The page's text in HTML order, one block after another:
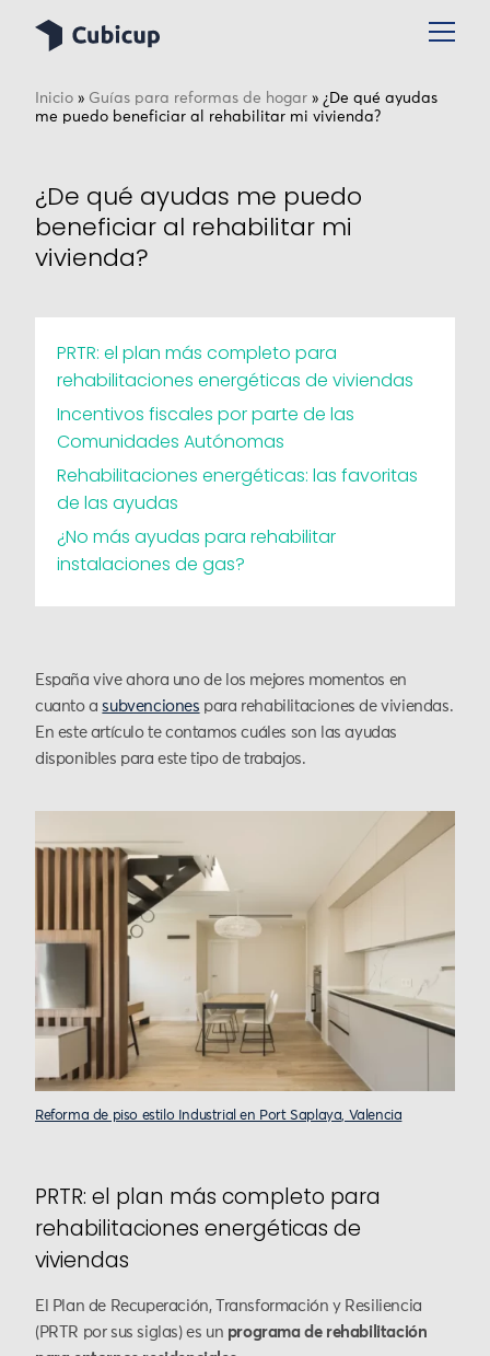
Inicio » Guías para reformas de hogar » ¿De qué ayudas
me puedo beneficiar al rehabilitar mi vivienda?
¿De qué ayudas me puedo
beneficiar al rehabilitar mi
vivienda?
PRTR: el plan más completo para
rehabilitaciones energéticas de viviendas
Incentivos fiscales por parte de las
Comunidades Autónomas
Rehabilitaciones energéticas: las favoritas
de las ayudas
¿No más ayudas para rehabilitar
instalaciones de gas?
España vive ahora uno de los mejores momentos en
cuanto asubvenciones para rehabilitaciones de viviendas.
En este artículo te contamos cuáles son las ayudas
disponibles para este tipo de trabajos.
Reforma de piso estilo Industrial en Port Saplaya, Valencia
PRTR: el plan más completo para
rehabilitaciones energéticas de
viviendas
El Plan de Recuperación, Transformación y Resiliencia
(PRTR por sus siglas) es un programa de rehabilitación